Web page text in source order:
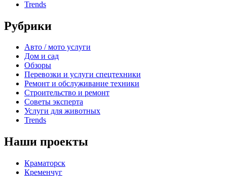
Trends
Рубрики
Авто / мото услуги
Дом и сад
Обзоры
Перевозки и услуги спецтехники
Ремонт и обслуживание техники
Строительство и ремонт
Советы эксперта
Услуги для животных
Trends
Наши проекты
Краматорск
Кременчуг